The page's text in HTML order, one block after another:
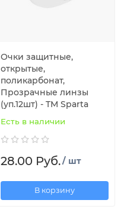
Очки защитные,
открытые,
поликарбонат,
Прозрачные линзы
(уп.12шт) - TM Sparta
Есть в наличии
28.00 Руб./ шт
В корзину